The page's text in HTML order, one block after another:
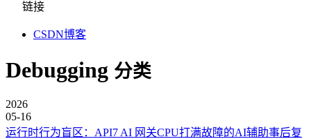
链接
CSDN博客
Debugging 分类
2026
05-16
运行时行为盲区：API7 AI 网关CPU打满故障的AI辅助事后复